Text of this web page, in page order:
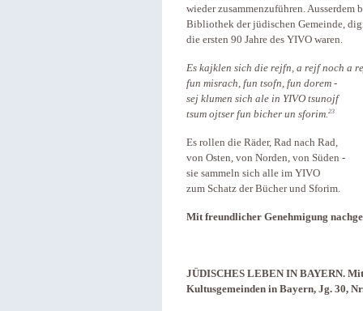
wieder zusammenzuführen. Ausserdem
Bibliothek der jüdischen Gemeinde,
die ersten 90 Jahre des YIVO waren.
Es kajklen sich die rejfn, a rejf noch a
fun misrach, fun tsofn, fun dorem -
sej klumen sich ale in YIVO tsunojf
tsum ojtser fun bicher un sforim.23
Es rollen die Räder, Rad nach Rad,
von Osten, von Norden, von Süden -
sie sammeln sich alle im YIVO
zum Schatz der Bücher und Sforim.
Mit freundlicher Genehmigung
JÜDISCHES LEBEN IN BAYERN.
Kultusgemeinden in Bayern, Jg. 30,